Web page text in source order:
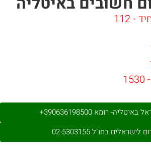
112
רומא 390636198500+
בחו"ל 02-5303155